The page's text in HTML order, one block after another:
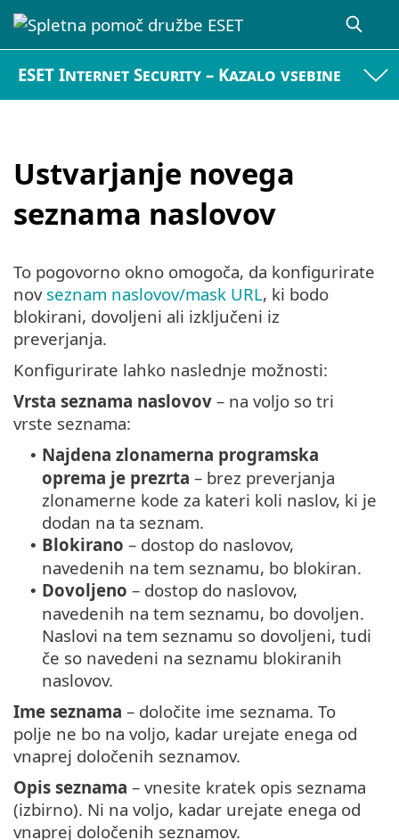
ESET Internet Security – Kazalo vsebine
Ustvarjanje novega
seznama naslovov
To pogovorno okno omogoča, da konfigurirate
nov seznam naslovov/mask URL, ki bodo
blokirani, dovoljeni ali izključeni iz
preverjanja.
Konfigurirate lahko naslednje možnosti:
Vrsta seznama naslovov – na voljo so tri
vrste seznama:
• Najdena zlonamerna programska
oprema je prezrta – brez preverjanja
zlonamerne kode za kateri koli naslov, ki je
dodan na ta seznam.
• Blokirano – dostop do naslovov,
navedenih na tem seznamu, bo blokiran.
• Dovoljeno – dostop do naslovov,
navedenih na tem seznamu, bo dovoljen.
Naslovi na tem seznamu so dovoljeni, tudi
če so navedeni na seznamu blokiranih
naslovov.
Ime seznama – določite ime seznama. To
polje ne bo na voljo, kadar urejate enega od
vnaprej določenih seznamov.
Opis seznama – vnesite kratek opis seznama
(izbirno). Ni na voljo, kadar urejate enega od
vnaprej določenih seznamov.